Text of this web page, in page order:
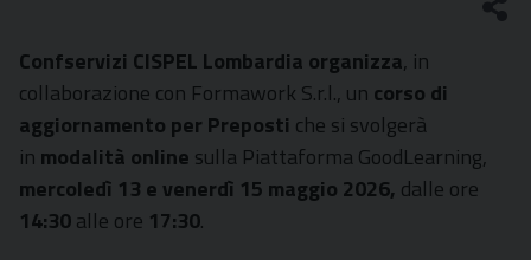
Confservizi CISPEL Lombardia organizza, in
collaborazione con Formawork S.r.l., un corso di
aggiornamento per Preposti che si svolgerà
in modalità online sulla Piattaforma GoodLearning,
mercoledì 13 e venerdì 15 maggio 2026, dalle ore
14:30alle ore 17:30.